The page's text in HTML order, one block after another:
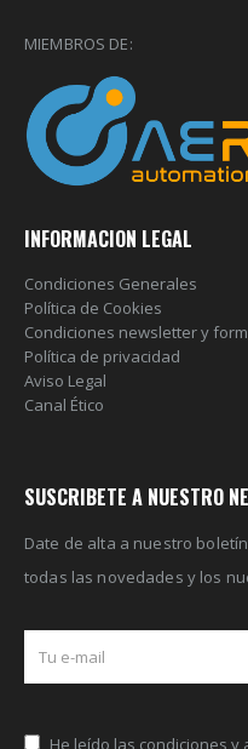
MIEMBROS DE:
INFORMACION LEGAL
Condiciones Generales
Política de Cookies
Condiciones newsletter y
Política de privacidad
Aviso Legal
Canal Ético
SUSCRIBETE A NUESTRO
Date de alta a nuestro
todas las novedades y los
He leído las condiciones y